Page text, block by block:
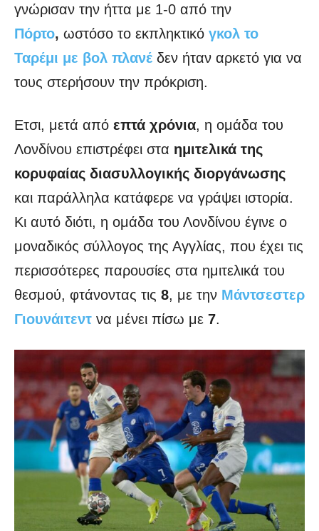
γνώρισαν την ήττα με 1-0 από την
Πόρτο, ωστόσο το εκπληκτικό γκολ το
Ταρέμι με βολ πλανέ δεν ήταν αρκετό για να
τους στερήσουν την πρόκριση.
Ετσι, μετά από επτά χρόνια, η ομάδα του
Λονδίνου επιστρέφει στα ημιτελικά της
κορυφαίας διασυλλογικής διοργάνωσης
και παράλληλα κατάφερε να γράψει ιστορία.
Κι αυτό διότι, η ομάδα του Λονδίνου έγινε ο
μοναδικός σύλλογος της Αγγλίας, που έχει τις
περισσότερες παρουσίες στα ημιτελικά του
θεσμού, φτάνοντας τις 8, με την Μάντσεστερ
Γιουνάιτεντ να μένει πίσω με 7.